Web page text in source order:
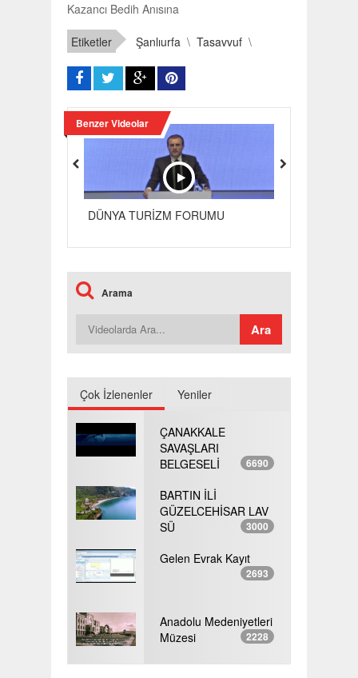
Kazancı Bedih Anısına
Etiketler Şanlıurfa \ Tasavvuf \
Benzer Videolar
DÜNYA TURİZM FORUMU
Arama
Çok İzlenenler Yeniler
ÇANAKKALE
SAVAŞLARI
BELGESELİ
6690
BARTIN İLİ
GÜZELCEHİSAR LAV
SÜ
3000
Gelen Evrak Kayıt
2693
Anadolu Medeniyetleri
Müzesi
2228